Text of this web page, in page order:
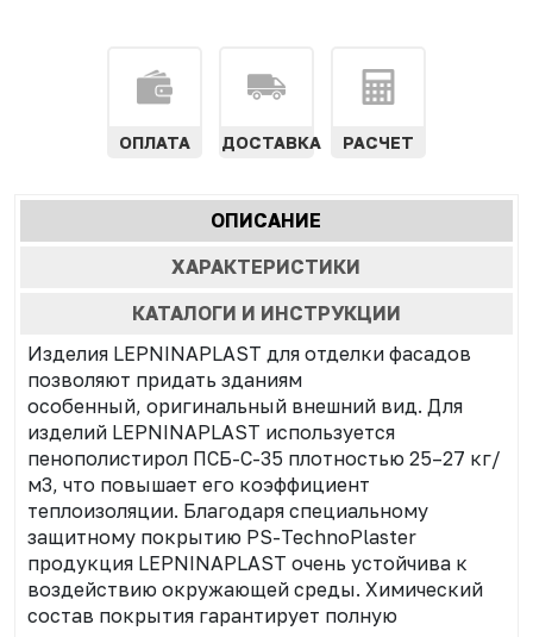
ОПЛАТА ДОСТАВКА РАСЧЕТ
Характеристики
табы
ОПИСАНИЕ
ВКЛАДКА)
ХАРАКТЕРИСТИКИ
КАТАЛОГИ И ИНСТРУКЦИИ
Изделия LEPNINAPLAST для отделки фасадов
позволяют придать зданиям
особенный, оригинальный внешний вид. Для
изделий LEPNINAPLAST используется
пенополистирол ПСБ-С-35 плотностью 25–27 кг/
м3, что повышает его коэффициент
теплоизоляции. Благодаря специальному
защитному покрытию PS-TechnoPlaster
продукция LEPNINAPLAST очень устойчива к
воздействию окружающей среды. Химический
состав покрытия гарантирует полную